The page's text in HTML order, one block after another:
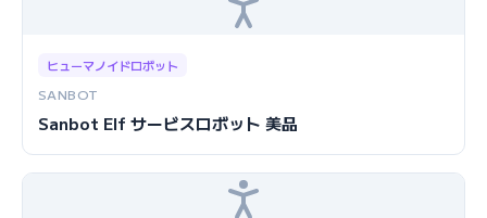
ヒューマノイドロボット
SANBOT
Sanbot Elf サービスロボット 美品